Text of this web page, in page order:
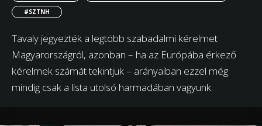
#SZTNH
Tavaly jegyezték a legtöbb szabadalmi kérelmet
Magyarországról, azonban – ha az Európába érkező
kérelmek számát tekintjük – arányaiban ezzel még
mindig csak a lista utolsó harmadában vagyunk.